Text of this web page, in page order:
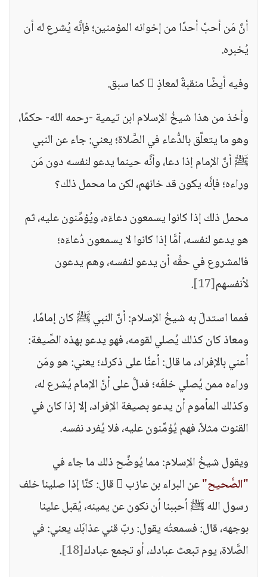
أنَّ مَن أحبَّ أحدًا من إخوانه المؤمنين؛ فإنَّه يُشرع له أن
يُخبره.
وفيه أيضًا منقبةٌ لمعاذٍ  كما سبق.
وأخذ من هذا شيخُ الإسلام ابن تيمية -رحمه الله- حكمًا،
وهو ما يتعلَّق بالدُّعاء في الصَّلاة؛ يعني: جاء عن النبي
ﷺ أنَّ الإمام إذا دعا، وأنَّه حينما يدعو لنفسه دون مَن
وراءه؛ فإنَّه يكون قد خانهم، لكن ما محمل ذلك؟
محمل ذلك إذا كانوا يسمعون دعاءَه، ويُؤمِّنون عليه، ثم
هو يدعو لنفسه، أمَّا إذا كانوا لا يسمعون دُعاءَه؛
فالمشروع في حقِّه أن يدعو لنفسه، وهم يدعون
لأنفسهم[17]
.
فمما استدلّ به شيخُ الإسلام: أنَّ النبي ﷺ كان إمامًا،
ومعاذ كان كذلك يُصلي لقومه، فهو يدعو بهذه الصِّيغة:
أعني بالإفراد، ما قال: أعنَّا على ذكرك؛ يعني: هو ومَن
وراءه ممن يُصلي خلفَه؛ فدلَّ على أنَّ الإمام يُشرع له،
وكذلك المأموم أن يدعو بصيغة الإفراد، إلا إذا كان في
القنوت مثلاً، فهم يُؤمِّنون عليه، فلا يُفرد نفسه.
ويقول شيخُ الإسلام: مما يُوضِّح ذلك ما جاء في
"الصَّحيح"
عن البراء بن عازب  قال: كنَّا إذا صلينا خلف
رسول الله ﷺ أحببنا أن نكون عن يمينه، يُقبل علينا
بوجهه، قال: فسمعتُه يقول: ربّ قني عذابَك يعني: في
الصَّلاة، يوم تبعث عبادك، أو تجمع عبادك[18]
.